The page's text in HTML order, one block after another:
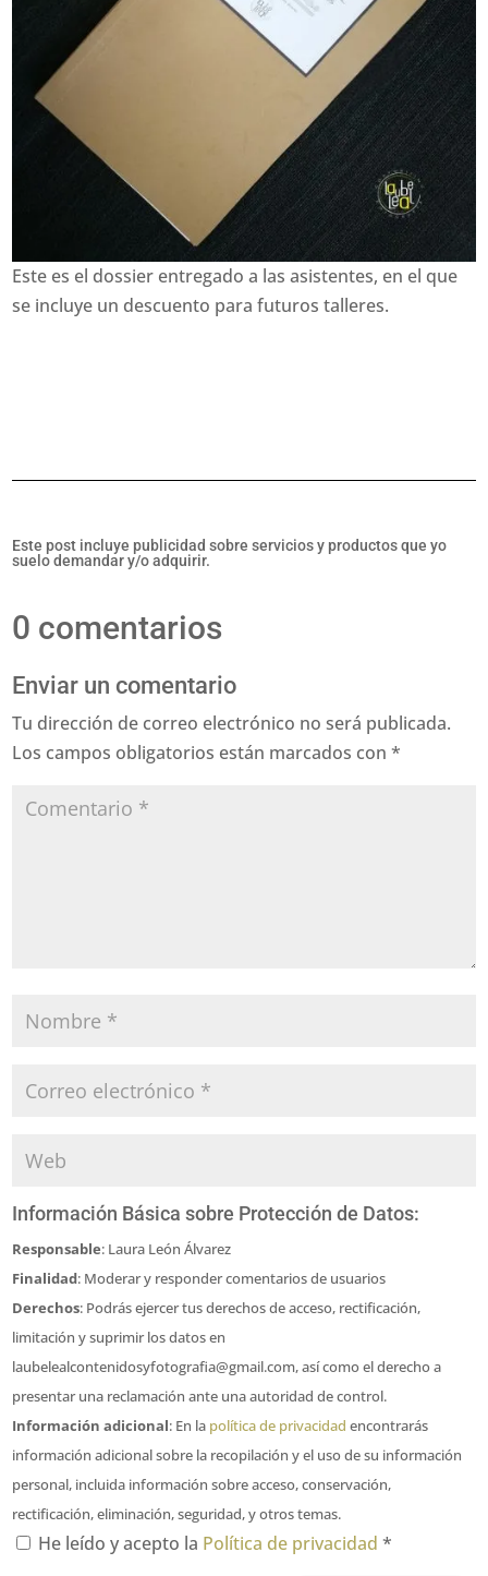
Este es el dossier entregado a las asistentes, en el que
se incluye un descuento para futuros talleres.
Este post incluye publicidad sobre servicios y productos que yo
suelo demandar y/o adquirir.
0 comentarios
Enviar un comentario
Tu dirección de correo electrónico no será publicada.
Los campos obligatorios están marcados con*
Información Básica sobre Protección de Datos:
Responsable: Laura León Álvarez
Finalidad: Moderar y responder comentarios de usuarios
Derechos: Podrás ejercer tus derechos de acceso, rectificación,
limitación y suprimir los datos en
laubelealcontenidosyfotografia@gmail.com, así como el derecho a
presentar una reclamación ante una autoridad de control.
Información adicional: En la política de privacidad encontrarás
información adicional sobre la recopilación y el uso de su información
personal, incluida información sobre acceso, conservación,
rectificación, eliminación, seguridad, y otros temas.
He leído y acepto la Política de privacidad*